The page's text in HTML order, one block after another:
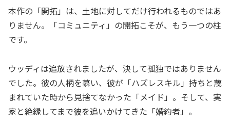
本作の「開拓」は、土地に対してだけ行われるものではあ
りません。「コミュニティ」の開拓こそが、もう一つの柱
です。
ウッディは追放されましたが、決して孤独ではありません
でした。彼の人柄を慕い、彼が「ハズレスキル」持ちと蔑
まれていた時から見捨てなかった「メイド」。そして、実
家と絶縁してまで彼を追いかけてきた「婚約者」。